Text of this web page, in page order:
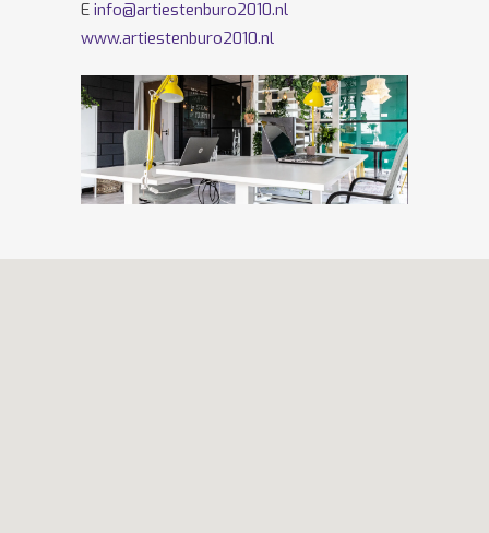
E info@artiestenburo2010.nl
www.artiestenburo2010.nl
Volg ons ook opFacebookenTwitter